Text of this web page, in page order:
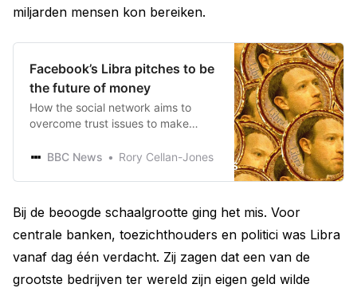
miljarden mensen kon bereiken.
Facebook’s Libra pitches to be
the future of money
How the social network aims to
overcome trust issues to make
BBC News
Rory Cellan-Jones
Bij de beoogde schaalgrootte ging het mis. Voor
centrale banken, toezichthouders en politici was Libra
vanaf dag één verdacht. Zij zagen dat een van de
grootste bedrijven ter wereld zijn eigen geld wilde